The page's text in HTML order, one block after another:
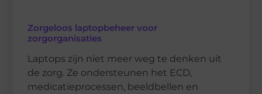
Zorgeloos laptopbeheer voor
zorgorganisaties
Laptops zijn niet meer weg te denken uit
de zorg. Ze ondersteunen het ECD,
medicatieprocessen, beeldbellen en